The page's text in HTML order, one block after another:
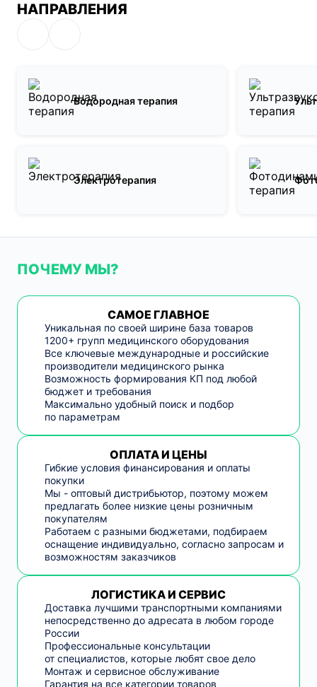
НАПРАВЛЕНИЯ
Водородная терапия
Электротерапия
ПОЧЕМУ МЫ?
САМОЕ ГЛАВНОЕ
Уникальная по своей ширине база товаров
1200+ групп медицинского оборудования
Все ключевые международные и российские
производители медицинского рынка
Возможность формирования КП под любой
бюджет и требования
Максимально удобный поиск и подбор
по параметрам
ОПЛАТА И ЦЕНЫ
Гибкие условия финансирования и оплаты
покупки
Мы - оптовый дистрибьютор, поэтому можем
предлагать более низкие цены розничным
покупателям
Работаем с разными бюджетами, подбираем
оснащение индивидуально, согласно запросам и
возможностям заказчиков
ЛОГИСТИКА И СЕРВИС
Доставка лучшими транспортными компаниями
непосредственно до адресата в любом городе
России
Профессиональные консультации
от специалистов, которые любят свое дело
Монтаж и сервисное обслуживание
Гарантия на все категории товаров